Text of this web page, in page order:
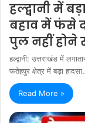
हल्द्वानी में
बहाव में फंसे
पुल नहीं होने
हल्द्वानी: उत्तराखंड में
फतेहपुर क्षेत्र में बड़ा
Read More »